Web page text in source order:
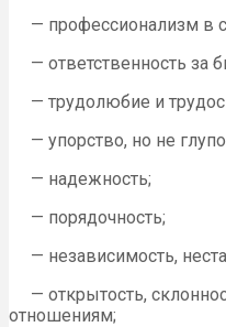
— профессионализм в
— ответственность за
— трудолюбие и
— упорство, но не
— надежность;
— порядочность;
— независимость,
— открытость,
отношениям;